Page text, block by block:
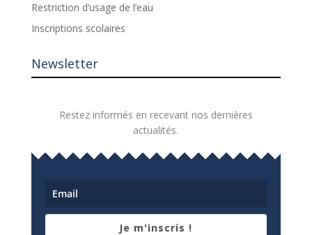
Restriction d’usage de l’eau
Inscriptions scolaires
Newsletter
Restez informés en recevant nos dernières
actualités.
Je m'inscris !